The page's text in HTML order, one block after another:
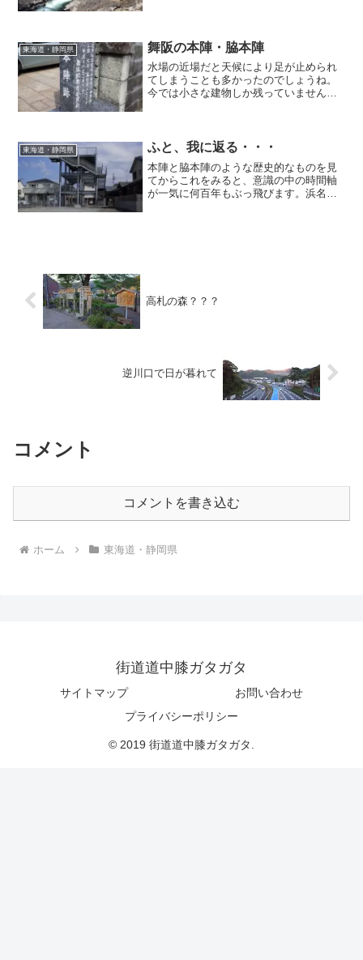
東海道・静岡県 舞阪の本陣・脇本陣
水場の近場だと天候により足が止められ
てしまうことも多かったのでしょうね。
今では小さな建物しか残っていませんで
なぁ・・・と一般市民の私が通ります
東海道・静岡県 ふと、我に返る・・・
本陣と脇本陣のような歴史的なものを見
てからこれをみると、意識の中の時間軸
が一気に何百年もぶっ飛びます。浜名湖
高札の森？？？
逆川口で日が暮れて
コメント
コメントを書き込む
ホーム 東海道・静岡県
街道道中膝ガタガタ
サイトマップ
お問い合わせ
プライバシーポリシー
© 2019 街道道中膝ガタガタ.